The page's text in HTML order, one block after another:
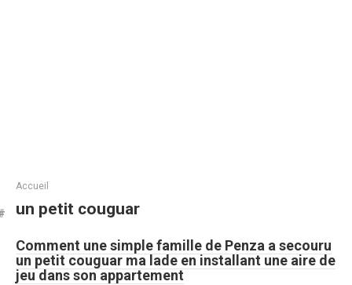
Accueil
un petit couguar
Comment une simple famille de Penza a secouru
un petit couguar ma lade en installant une aire de
jeu dans son appartement